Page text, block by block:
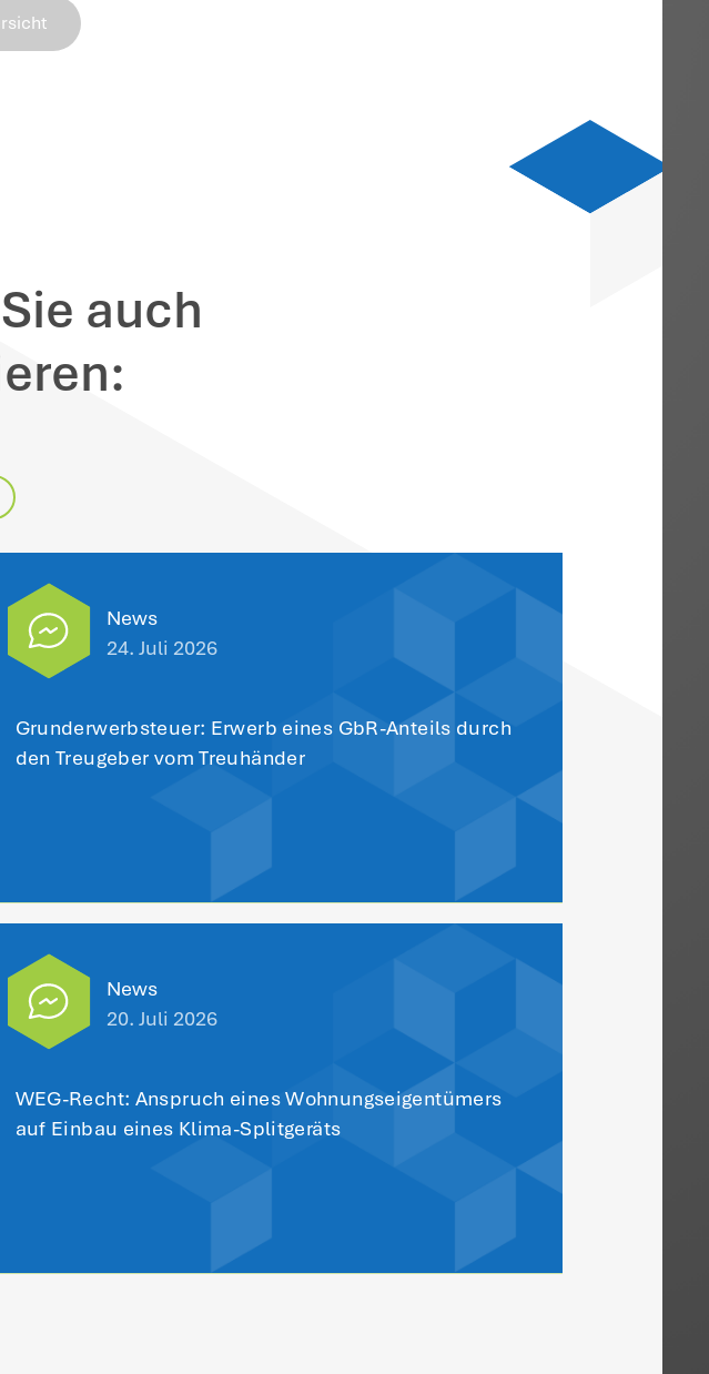
Denn die Eigenschaft als Betriebsvermögen fällt
bestehenden Rechtslage weg, wenn das
KGaA, auch wenn der Anteil des persönlich haftenden
nicht ausdrücklich genannt wird. Denn der
begünstigen, das dem Erhalt von Arbeitsplätzen
Geldvermögenswerten.
seit dem 1.7.2016 gibt es keine starre 50 %-Grenze
ist.
bei der Erbschaft- und Schenkungsteuer ist
geht es um den Erhalt von Arbeitsplätzen.
von 85 % oder – beim sog. Optionsmodell – von
Betrieb für einen bestimmten Zeitraum fortgeführt und
Umfang in den Folgejahren erhalten bleibt.
zurück zur Übersicht
könnte Sie auch